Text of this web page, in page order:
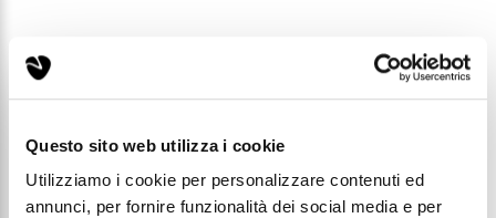
Questo sito web utilizza i cookie
Utilizziamo i cookie per personalizzare contenuti ed
annunci, per fornire funzionalità dei social media e per
Vai allo shop e scopri i
Clicca qui